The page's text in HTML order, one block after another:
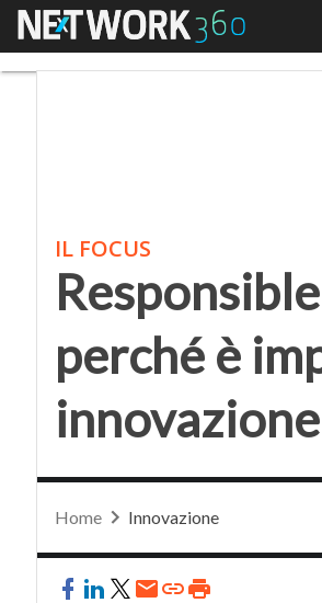
Menu
IL FOCUS
perché è
innovazione
Home Innovazione